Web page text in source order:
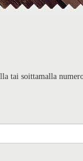
tai soittamalla